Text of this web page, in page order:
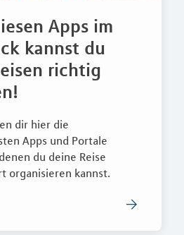
Apps im
kannst du
richtig
dir hier die
Apps und Portale
du deine Reise
organisieren kannst.